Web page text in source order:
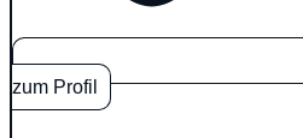
zum Profil